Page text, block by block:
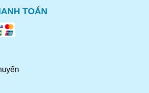
TOÁN